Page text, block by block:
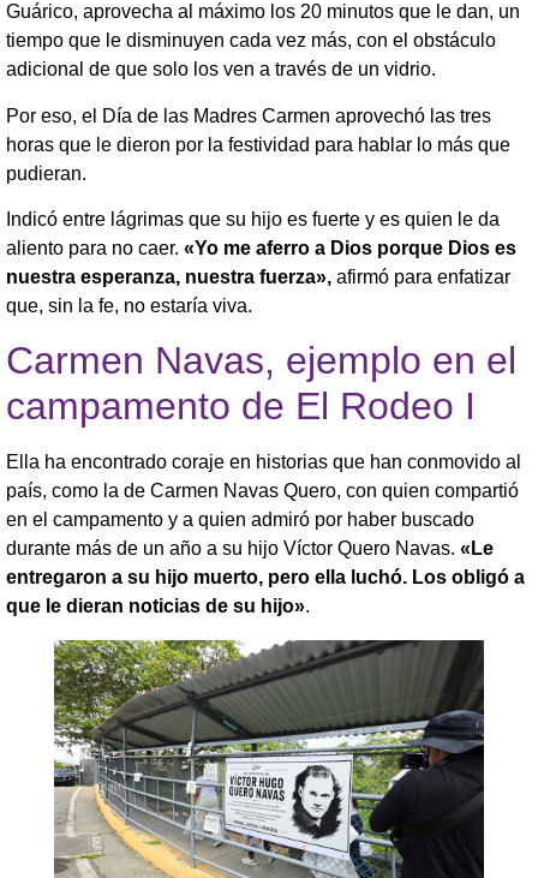
Guárico, aprovecha al máximo los 20 minutos que le dan, un
tiempo que le disminuyen cada vez más, con el obstáculo
adicional de que solo los ven a través de un vidrio.
Por eso, el Día de las Madres Carmen aprovechó las tres
horas que le dieron por la festividad para hablar lo más que
pudieran.
Indicó entre lágrimas que su hijo es fuerte y es quien le da
aliento para no caer. «Yo me aferro a Dios porque Dios es
nuestra esperanza, nuestra fuerza», afirmó para enfatizar
que, sin la fe, no estaría viva.
Carmen Navas, ejemplo en el
campamento de El Rodeo I
Ella ha encontrado coraje en historias que han conmovido al
país, como la de Carmen Navas Quero, con quien compartió
en el campamento y a quien admiró por haber buscado
durante más de un año a su hijo Víctor Quero Navas. «Le
entregaron a su hijo muerto, pero ella luchó. Los obligó a
que le dieran noticias de su hijo».